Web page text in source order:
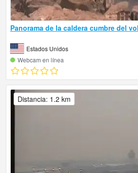
Panorama de la caldera cumbre del
Estados Unidos
Webcam en línea
Distancia: 1.2 km